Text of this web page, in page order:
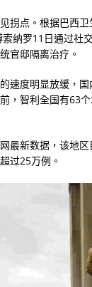
拐点。根据巴西
纳罗11日通过社
官邸隔离治疗。
速度明显放缓，
，智利全国有63
最新数据，该地
过25万例。